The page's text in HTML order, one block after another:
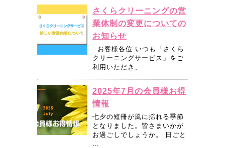
さくらクリーニングの営
業体制の変更についての
お知らせ
お客様各位 いつも「さくら
クリーニングサービス」をご
利用いただき、 …
2025年7月の会員様お得
情報
七夕の短冊が風に揺れる季節
となりました。皆さまいかが
お過ごしでしょうか。 日ごと
…